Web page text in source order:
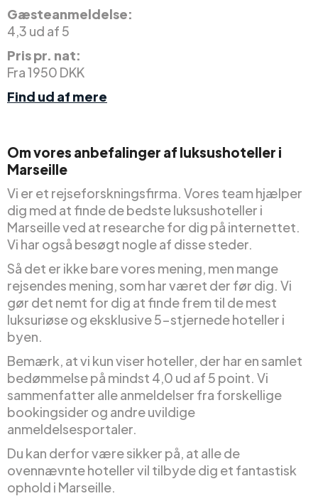
Gæsteanmeldelse:
4,3 ud af 5
Pris pr. nat:
Fra 1950 DKK
Find ud af mere
Om vores anbefalinger af luksushoteller i
Marseille
Vi er et rejseforskningsfirma. Vores team hjælper
dig med at finde de bedste luksushoteller i
Marseille ved at researche for dig på internettet.
Vi har også besøgt nogle af disse steder.
Så det er ikke bare vores mening, men mange
rejsendes mening, som har været der før dig. Vi
gør det nemt for dig at finde frem til de mest
luksuriøse og eksklusive 5-stjernede hoteller i
byen.
Bemærk, at vi kun viser hoteller, der har en samlet
bedømmelse på mindst 4,0 ud af 5 point. Vi
sammenfatter alle anmeldelser fra forskellige
bookingsider og andre uvildige
anmeldelsesportaler.
Du kan derfor være sikker på, at alle de
ovennævnte hoteller vil tilbyde dig et fantastisk
ophold i Marseille.